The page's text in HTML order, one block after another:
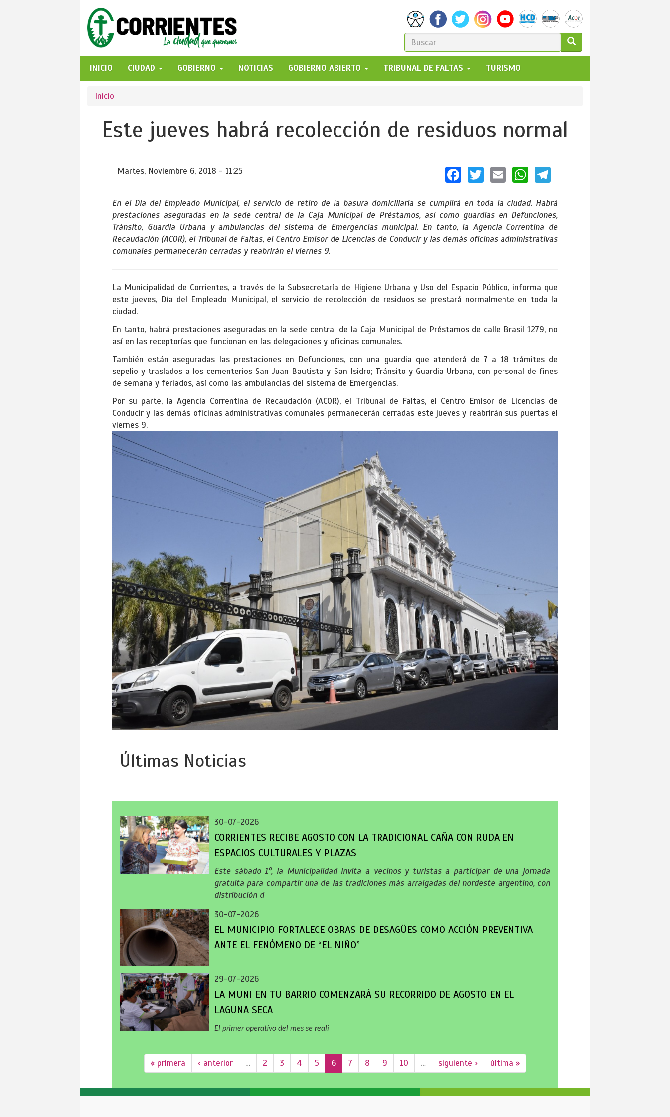
FORMULARIO
DE
BÚSQUEDA
GO!
INICIO
CIUDAD GOBIERNO NOTICIAS GOBIERNO ABIERTO TRIBUNAL DE FALTAS TURISMO
Se
encuentra
usted
Inicio
Este jueves habrá recolección de residuos normal
Martes, Noviembre 6, 2018 - 11:25 Facebook
Twitter
EmailWhatsApp
Telegram
En el Día del Empleado Municipal, el servicio de retiro de la basura domiciliaria se cumplirá en toda la ciudad. Habrá
prestaciones aseguradas en la sede central de la Caja Municipal de Préstamos, así como guardias en Defunciones,
Tránsito, Guardia Urbana y ambulancias del sistema de Emergencias municipal. En tanto, la Agencia Correntina de
Recaudación (ACOR), el Tribunal de Faltas, el Centro Emisor de Licencias de Conducir y las demás oficinas administrativas
comunales permanecerán cerradas y reabrirán el viernes 9.
La Municipalidad de Corrientes, a través de la Subsecretaría de Higiene Urbana y Uso del Espacio Público, informa que
este jueves, Día del Empleado Municipal, el servicio de recolección de residuos se prestará normalmente en toda la
ciudad.
En tanto, habrá prestaciones aseguradas en la sede central de la Caja Municipal de Préstamos de calle Brasil 1279, no
así en las receptorías que funcionan en las delegaciones y oficinas comunales.
También están aseguradas las prestaciones en Defunciones, con una guardia que atenderá de 7 a 18 trámites de
sepelio y traslados a los cementerios San Juan Bautista y San Isidro; Tránsito y Guardia Urbana, con personal de fines
de semana y feriados, así como las ambulancias del sistema de Emergencias.
Por su parte, la Agencia Correntina de Recaudación (ACOR), el Tribunal de Faltas, el Centro Emisor de Licencias de
Conducir y las demás oficinas administrativas comunales permanecerán cerradas este jueves y reabrirán sus puertas el
viernes 9.
Últimas Noticias
30-07-2026
CORRIENTES RECIBE AGOSTO CON LA TRADICIONAL CAÑA CON RUDA EN
ESPACIOS CULTURALES Y PLAZAS
Este sábado 1°, la Municipalidad invita a vecinos y turistas a participar de una jornada
gratuita para compartir una de las tradiciones más arraigadas del nordeste argentino, con
distribución d
30-07-2026
EL MUNICIPIO FORTALECE OBRAS DE DESAGÜES COMO ACCIÓN PREVENTIVA
ANTE EL FENÓMENO DE “EL NIÑO”
29-07-2026
LA MUNI EN TU BARRIO COMENZARÁ SU RECORRIDO DE AGOSTO EN EL
LAGUNA SECA
El primer operativo del mes se reali
« primera ‹ anterior … 2 3 4 5 6 7 8 9 10 … siguiente › última »